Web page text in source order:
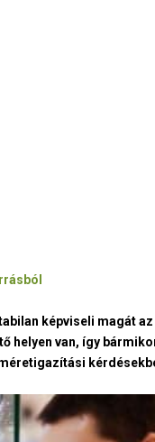
képviseli magát
helyen van, így